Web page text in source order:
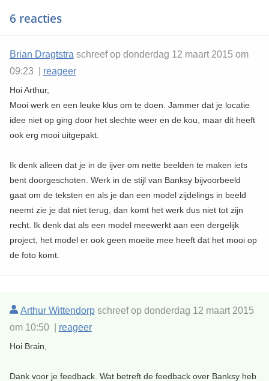
6 reacties
Brian Dragtstra schreef op donderdag 12 maart 2015 om
09:23 | reageer
Hoi Arthur,
Mooi werk en een leuke klus om te doen. Jammer dat je locatie
idee niet op ging door het slechte weer en de kou, maar dit heeft
ook erg mooi uitgepakt.
Ik denk alleen dat je in de ijver om nette beelden te maken iets
bent doorgeschoten. Werk in de stijl van Banksy bijvoorbeeld
gaat om de teksten en als je dan een model zijdelings in beeld
neemt zie je dat niet terug, dan komt het werk dus niet tot zijn
recht. Ik denk dat als een model meewerkt aan een dergelijk
project, het model er ook geen moeite mee heeft dat het mooi op
de foto komt.
Arthur Wittendorpschreef op donderdag 12 maart 2015
om 10:50 | reageer
Hoi Brain,
Dank voor je feedback. Wat betreft de feedback over Banksy heb